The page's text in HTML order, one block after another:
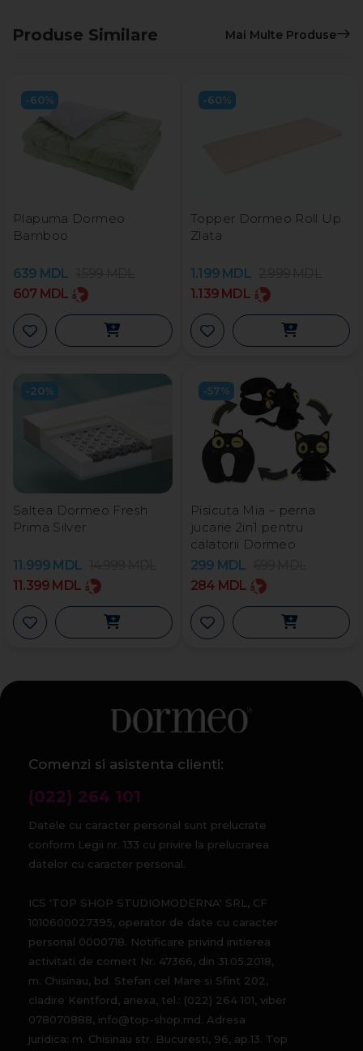
Produse Similare Mai Multe Produse
-60%
Plapuma Dormeo
Bamboo
639 MDL
607 MDL
-60%
Topper Dormeo Roll Up
Zlata
1.199 MDL
1.139 MDL
-20%
Saltea Dormeo Fresh
Prima Silver
11.999 MDL
11.399 MDL
-57%
Pisicuta Mia – perna
jucarie 2in1 pentru
calatorii Dormeo
299 MDL
284 MDL
Comenzi si asistenta clienti:
(022) 264 101
Datele cu caracter personal sunt prelucrate
conform Legii nr. 133 cu privire la prelucrarea
datelor cu caracter personal.
ICS 'TOP SHOP STUDIOMODERNA' SRL, CF
1010600027395, operator de date cu caracter
personal 0000718. Notificare privind initierea
activitati de comert Nr. 47366, din 31.05.2018,
m. Chisinau, bd. Stefan cel Mare si Sfint 202,
cladire Kentford, anexa, tel.: (022) 264 101, viber
078070888, info@top-shop.md. Adresa
juridica: m. Chisinau str. Bucuresti, 96, ap.13. Top